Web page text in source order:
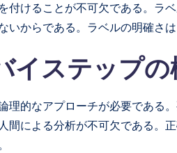
付けることが不可欠である。ラ
いからである。ラベルの明確さ
イステップの
理的なアプローチが必要である
間による分析が不可欠である。